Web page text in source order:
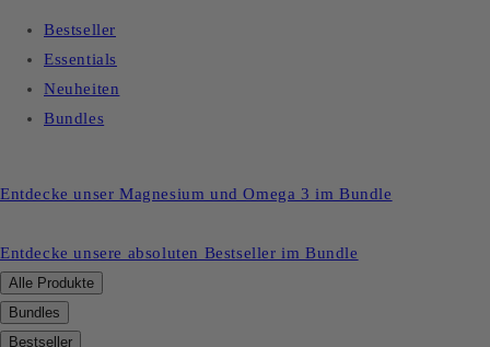
Bestseller
Essentials
Neuheiten
Bundles
Entdecke unser Magnesium und Omega 3 im Bundle
Entdecke unsere absoluten Bestseller im Bundle
Alle Produkte
Bundles
Bestseller